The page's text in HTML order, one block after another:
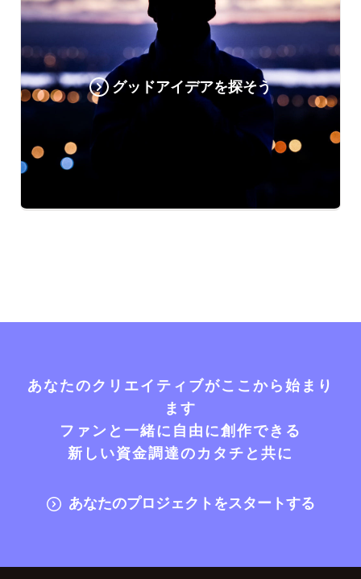
グッドアイデアを探そう
あなたのクリエイティブがここから始まり
ます
ファンと一緒に自由に創作できる
新しい資金調達のカタチと共に
あなたのプロジェクトをスタートする